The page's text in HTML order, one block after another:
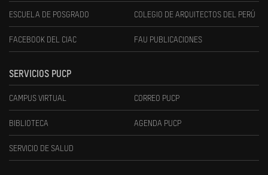
ESCUELA DE POSGRADO COLEGIO DE ARQUITECTOS DEL PERÚ
FACEBOOK DEL CIAC FAU PUBLICACIONES
SERVICIOS PUCP
CAMPUS VIRTUAL CORREO PUCP
BIBLIOTECA AGENDA PUCP
SERVICIO DE SALUD